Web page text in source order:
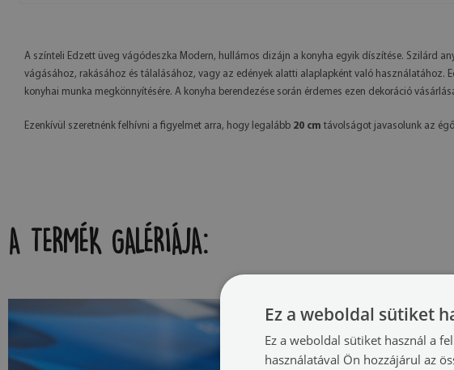
A színteli Edzett üveg vágódeszka Modern, hullámos dizájn a konyha egyik díszítése. Szilárd
vágásához, rakásához és tálalásához, vagy az edények alatti alaplapként való
konyhai munka megkönnyítésére. A konyha berendezése során érdemes ezen dekoráció
Ezenkívül szeretnénk felhívni a figyelmet arra, hogy legalább 20 cm távolságot javasolunk az
A TERMÉK GALÉRIÁJA:
Ez a weboldal sütiket
Ez a weboldal sütiket használ a
használatával Ön hozzájárul az